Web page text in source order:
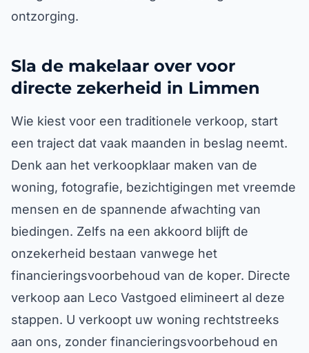
ontzorging.
Sla de makelaar over voor
directe zekerheid in Limmen
Wie kiest voor een traditionele verkoop, start
een traject dat vaak maanden in beslag neemt.
Denk aan het verkoopklaar maken van de
woning, fotografie, bezichtigingen met vreemde
mensen en de spannende afwachting van
biedingen. Zelfs na een akkoord blijft de
onzekerheid bestaan vanwege het
financieringsvoorbehoud van de koper. Directe
verkoop aan Leco Vastgoed elimineert al deze
stappen. U verkoopt uw woning rechtstreeks
aan ons, zonder financieringsvoorbehoud en